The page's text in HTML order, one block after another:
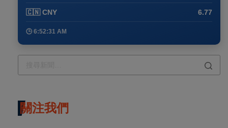
🇨🇳 CNY 6.77
🕒 6:52:41 AM
關注我們